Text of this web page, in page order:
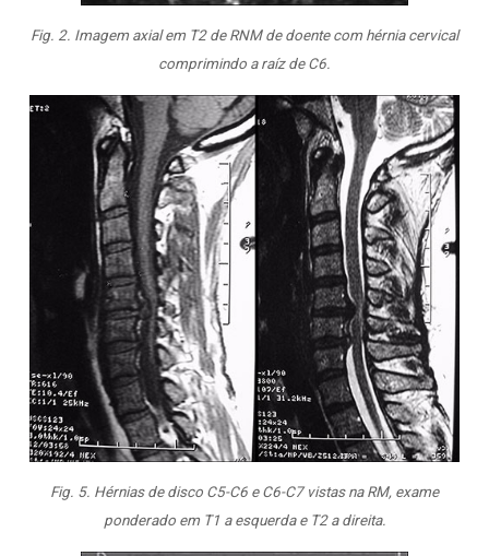
Fig. 2. Imagem axial em T2 de RNM de doente com hérnia cervical
comprimindo a raíz de C6.
Fig. 5. Hérnias de disco C5-C6 e C6-C7 vistas na RM, exame
ponderado em T1 a esquerda e T2 a direita.